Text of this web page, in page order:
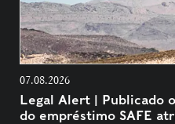
07.08.2026
Legal Alert | Publicado
do empréstimo SAFE